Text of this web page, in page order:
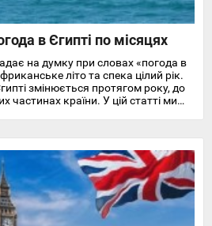
в Єгипті по місяцях
на думку при словах «погода в
літо та спека цілий рік.
змінюється протягом року, до
частинах країни. У цій статті ми